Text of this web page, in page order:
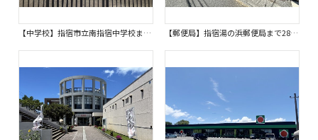
【中学校】指宿市立南指宿中学校まで1800ｍ 【郵便局】指宿湯の浜郵便局まで280ｍ